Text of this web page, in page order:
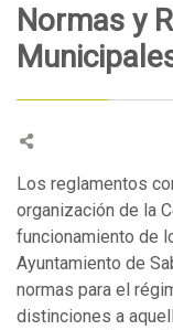
Normas y
Los reglamentos
organización de la
funcionamiento de
Ayuntamiento de
normas para el
distinciones a